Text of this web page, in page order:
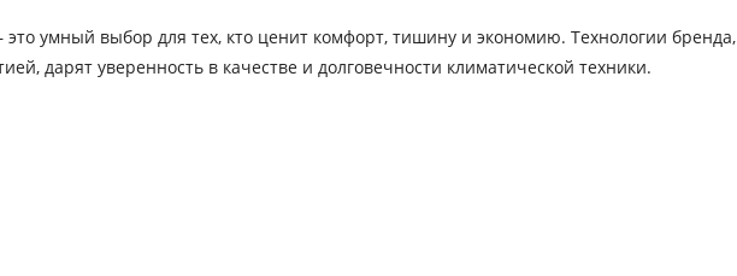
умный выбор для тех, кто ценит комфорт, тишину и экономию. Технологии бренда,
дарят уверенность в качестве и долговечности климатической техники.